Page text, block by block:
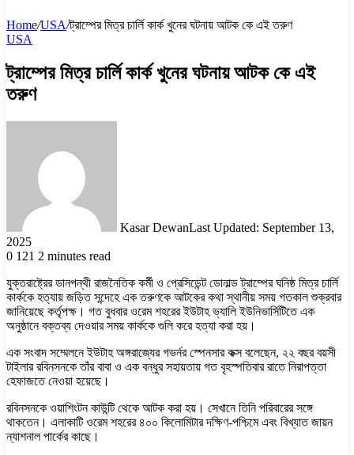
Home/USA/ট্রাম্পের মিত্র চার্লি কার্ক খুনের ঘটনায় আটক কে এই তরুণ
USA
ট্রাম্পের মিত্র চার্লি কার্ক খুনের ঘটনায় আটক কে এই
তরুণ
Kasar DewanLast Updated: September 13,
2025
0 121 2 minutes read
যুক্তরাষ্ট্রের ডানপন্থী রাজনৈতিক কর্মী ও প্রেসিডেন্ট ডোনাল্ড ট্রাম্পের ঘনিষ্ঠ মিত্র চার্লি
কার্ককে হত্যায় জড়িত সন্দেহে এক তরুণকে আটকের কথা স্থানীয় সময় গতকাল শুক্রবার
জানিয়েছে কর্তৃপক্ষ। গত বুধবার ওরেম শহরের ইউটাহ ভ্যালি ইউনিভার্সিটিতে এক
অনুষ্ঠানে বক্তব্য দেওয়ার সময় কার্ককে গুলি করে হত্যা করা হয়।
এক সংবাদ সম্মেলনে ইউটাহ অঙ্গরাজ্যের গভর্নর স্পেনসার কক্স বলেছেন, ২২ বছর বয়সী
টাইলার রবিনসনকে তাঁর বাবা ও এক বন্ধুর সহায়তায় গত বৃহস্পতিবার রাতে নিরাপত্তা
হেফাজতে নেওয়া হয়েছে।
রবিনসনকে ওয়াশিংটন কাউন্টি থেকে আটক করা হয়। সেখানে তিনি পরিবারের সঙ্গে
থাকতেন। এলাকাটি ওরেম শহরের ৪০০ কিলোমিটার দক্ষিণ-পশ্চিমে এবং বিখ্যাত জায়ন
ন্যাশনাল পার্কের কাছে।